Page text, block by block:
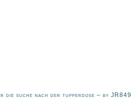
die suche nach der tupperdose – by JR849